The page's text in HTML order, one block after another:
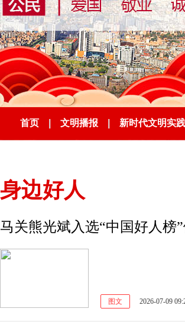
首页 文明播报 新时代文明实践
身边好人
马关熊光斌入选“中国好人榜
图文 2026-07-09